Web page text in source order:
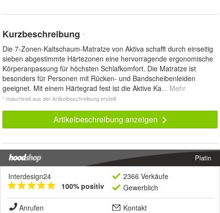
Kurzbeschreibung *
Die 7-Zonen-Kaltschaum-Matratze von Aktiva schafft durch einseitig
sieben abgestimmte Härtezonen eine hervorragende ergonomische
Körperanpassung für höchsten Schlafkomfort. Die Matratze ist
besonders für Personen mit Rücken- und Bandscheibenleiden
geeignet. Mit einem Härtegrad fest ist die Aktive Ka... Mehr
* maschinell aus der Artikelbeschreibung erstellt
Artikelbeschreibung anzeigen
Platin
Interdesign24
100% positiv
2366 Verkäufe
Gewerblich
Anrufen
Kontakt